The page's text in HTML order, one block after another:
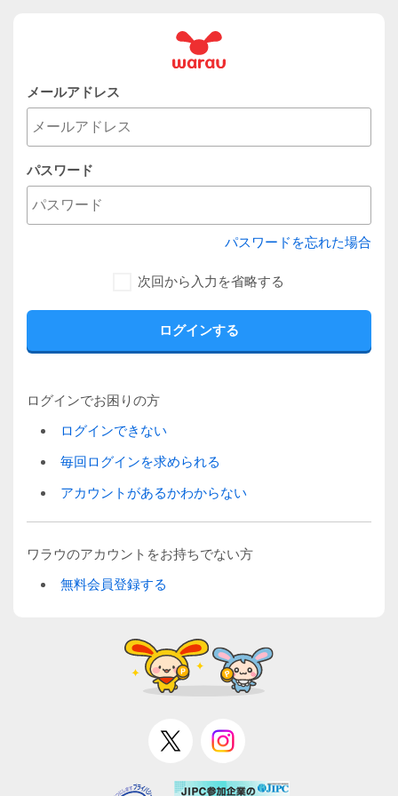
メールアドレス
パスワード
パスワードを忘れた場合
次回から入力を省略する
ログインでお困りの方
ログインできない
毎回ログインを求められる
アカウントがあるかわからない
ワラウのアカウントをお持ちでない方
無料会員登録する